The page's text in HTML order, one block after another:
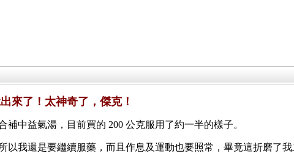
來了！太神奇了，傑克！
中益氣湯，目前買的 200 公克服用了約一半的樣子。
以我還是要繼續服藥，而且作息及運動也要照常，畢竟這折磨了